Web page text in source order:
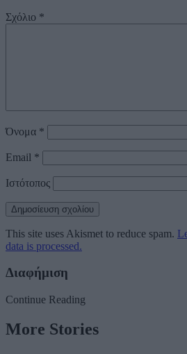
Σχόλιο *
Όνομα *
Email *
Ιστότοπος
This site uses Akismet to reduce spam.
data is processed.
Διαφήμιση
Continue Reading
More Stories